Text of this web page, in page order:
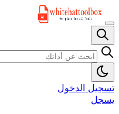
تسجيل الدخول
يسجل